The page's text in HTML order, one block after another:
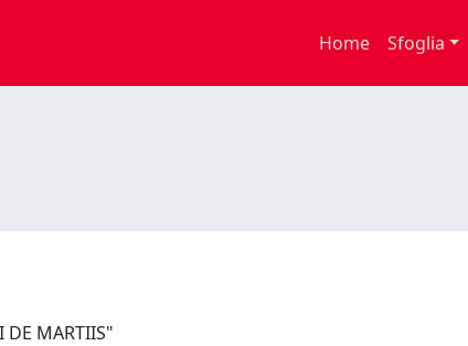
Home Sfoglia
DE MARTIIS"